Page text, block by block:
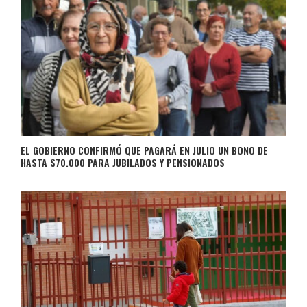
EL GOBIERNO CONFIRMÓ QUE PAGARÁ EN JULIO UN BONO DE
HASTA $70.000 PARA JUBILADOS Y PENSIONADOS